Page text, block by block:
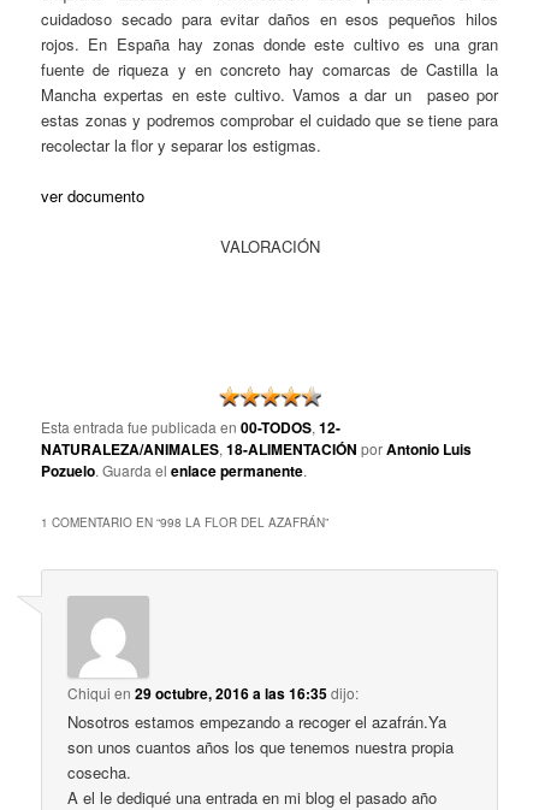
cuidadoso secado para evitar daños en esos pequeños hilos
rojos. En España hay zonas donde este cultivo es una gran
fuente de riqueza y en concreto hay comarcas de Castilla la
Mancha expertas en este cultivo. Vamos a dar un paseo por
estas zonas y podremos comprobar el cuidado que se tiene para
recolectar la flor y separar los estigmas.
ver documento
VALORACIÓN
Esta entrada fue publicada en00-TODOS,12-
NATURALEZA/ANIMALES,18-ALIMENTACIÓN porAntonio Luis
Pozuelo. Guarda elenlace permanente.
1 COMENTARIO EN “998 LA FLOR DEL AZAFRÁN”
Chiqui en29 octubre, 2016 a las 16:35dijo:
Nosotros estamos empezando a recoger el azafrán.Ya
son unos cuantos años los que tenemos nuestra propia
cosecha.
A el le dediqué una entrada en mi blog el pasado año